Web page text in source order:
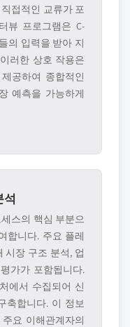
접적인 교류가 포
뷰 프로그램은 C-
의 입력을 받아 지
러한 상호 작용은
공하여 종합적인
예측을 가능하게
석
스의 핵심 부분으
합니다. 주요 플레
시장 구조 분석, 업
가가 포함됩니다.
에서 수집되어 신
축합니다. 이 정보
요 이해관계자의